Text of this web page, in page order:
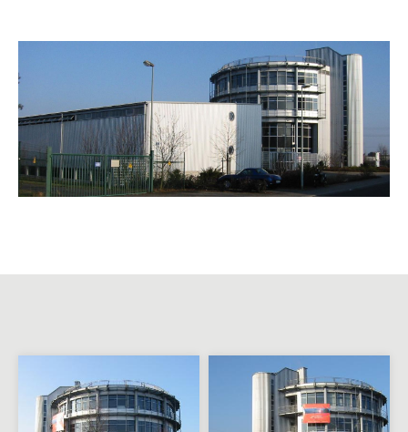
2-Familienwohnhaus mit
Gewerbe in Wörth
3-Familienwohnhaus in
Aschaffenburg-Damm
Wohnhaus mit Schlossblick
Kleinostheim
Mehrfamilienwohnhaus in